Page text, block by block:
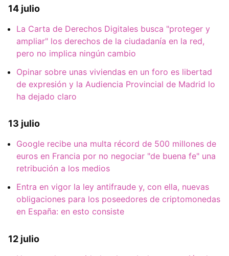
14 julio
La Carta de Derechos Digitales busca "proteger y
ampliar" los derechos de la ciudadanía en la red,
pero no implica ningún cambio
Opinar sobre unas viviendas en un foro es libertad
de expresión y la Audiencia Provincial de Madrid lo
ha dejado claro
13 julio
Google recibe una multa récord de 500 millones de
euros en Francia por no negociar "de buena fe" una
retribución a los medios
Entra en vigor la ley antifraude y, con ella, nuevas
obligaciones para los poseedores de criptomonedas
en España: en esto consiste
12 julio